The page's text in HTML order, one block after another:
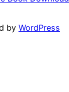
by WordPress